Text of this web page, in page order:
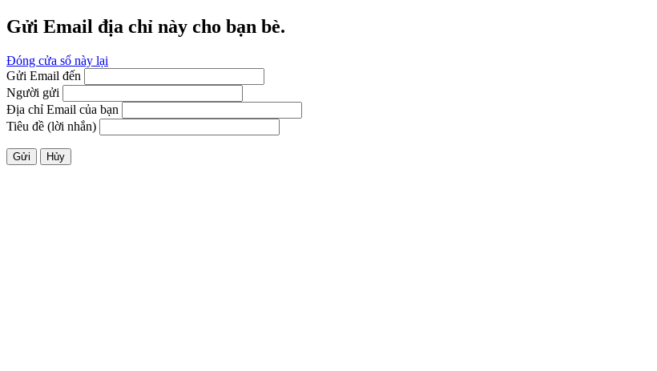
Gửi Email địa chỉ này cho bạn bè.
Đóng cửa sổ này lại
Gửi Email đến
Người gửi
Địa chỉ Email của bạn
Tiêu đề (lời nhắn)
Gửi Hủy